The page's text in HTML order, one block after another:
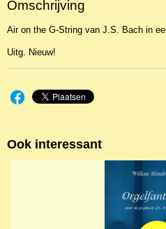
NBLNOr-23852
EAN code
Omschrijving
Air on the G-String van J.S. Bach in
Uitg. Nieuw!
Ook interessant